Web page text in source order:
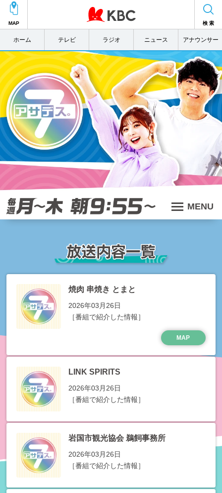
MAP 検 索
ホーム テレビ ラジオ ニュース アナウンサー
アサデス。7「毎週月～木 あさ9:55スタート」
MENU
焼肉 串焼き とまと
2026年03月26日
［番組で紹介した情報］
MAP
LINK SPIRITS
2026年03月26日
［番組で紹介した情報］
岩国市観光協会 鵜飼事務所
2026年03月26日
［番組で紹介した情報］